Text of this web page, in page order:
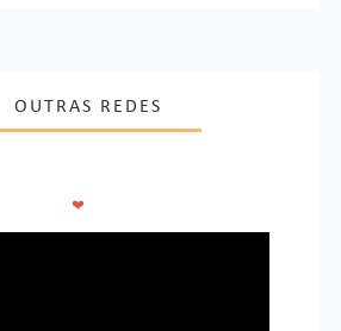
OUTRAS REDES
❤